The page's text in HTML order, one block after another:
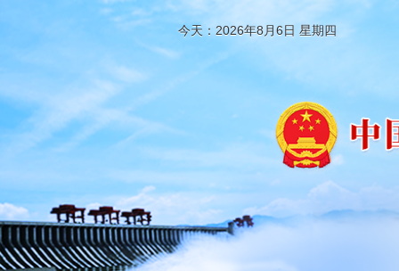
今天：2026年8月6日 星期四